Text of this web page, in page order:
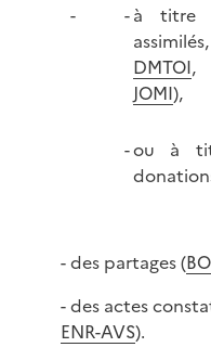
à titre
DMTOI,
JOMI),
ou à
- des partages (
- des actes
ENR-AVS).